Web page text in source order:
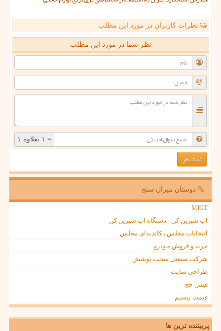
نظرات کاربران در مورد این مطلب
نظر شما در مورد این مطلب
= ۱ بعلاوه ۱
دوستان میزان سنج
MIGT
آب شیرین کن - دستگاه آب شیرین کن
انتخابات مجلس ، کاندیدای مجلس
خرید و فروش خودرو
شرکت صنعتی سخت پوشش
طراحی سایت
فیش حج
قیمت بیسیم
پربیننده ترین ها